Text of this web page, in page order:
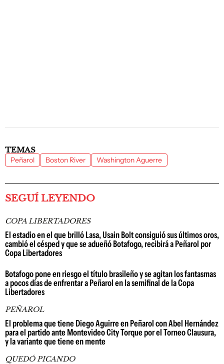
TEMAS
Peñarol Boston River Washington Aguerre
SEGUÍ LEYENDO
COPA LIBERTADORES
El estadio en el que brilló Lasa, Usain Bolt consiguió sus últimos oros,
cambió el césped y que se adueñó Botafogo, recibirá a Peñarol por
Copa Libertadores
Botafogo pone en riesgo el título brasileño y se agitan los fantasmas
a pocos días de enfrentar a Peñarol en la semifinal de la Copa
Libertadores
PEÑAROL
El problema que tiene Diego Aguirre en Peñarol con Abel Hernández
para el partido ante Montevideo City Torque por el Torneo Clausura,
y la variante que tiene en mente
QUEDÓ PICANDO